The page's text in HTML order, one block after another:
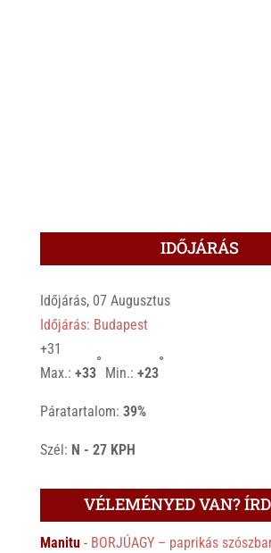
IDŐJÁRÁS
Időjárás, 07 Augusztus
Időjárás: Budapest
+31
Max.: +33
°
Min.: +23
°
Páratartalom: 39%
Szél: N - 27 KPH
VÉLEMÉNYED VAN?
Manitu- BORJÚAGY – paprikás